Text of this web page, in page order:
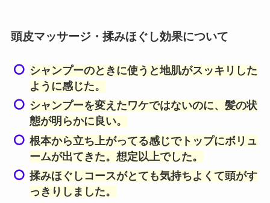
頭皮マッサージ・揉みほぐし効果について
シャンプーのときに使うと地肌がスッキリした
ように感じた。
シャンプーを変えたワケではないのに、髪の状
態が明らかに良い。
根本から立ち上がってる感じでトップにボリュ
ームが出てきた。想定以上でした。
揉みほぐしコースがとても気持ちよくて頭がす
っきりしました。